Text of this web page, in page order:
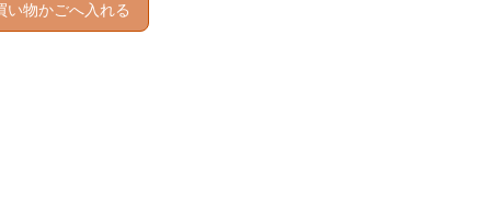
い物かごへ入れる